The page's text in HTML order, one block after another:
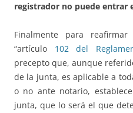
registrador no puede entrar
Finalmente para
“artículo 102 del
precepto que, aunque
de la junta, es aplicable a
o no ante notario,
junta, que lo será el que